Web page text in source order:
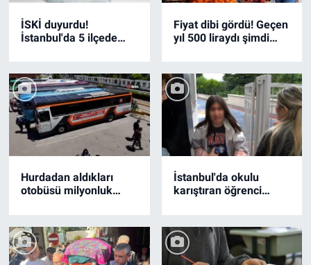
İSKİ duyurdu!
İstanbul'da 5 ilçede
liste...
Fiyat dibi gördü! Geçen
yıl 500 liraydı şimdi
Hurdadan aldıkları
otobüsü milyonluk
İstanbul'da okulu
karıştıran öğrenci